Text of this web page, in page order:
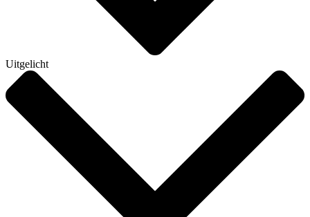
Uitgelicht